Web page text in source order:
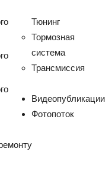
Тюнинг
Тормозная
система
Трансмиссия
Видеопубликации
Фотопоток